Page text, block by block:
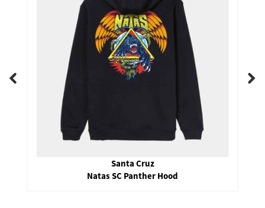
Santa Cruz
Natas SC Panther Hood